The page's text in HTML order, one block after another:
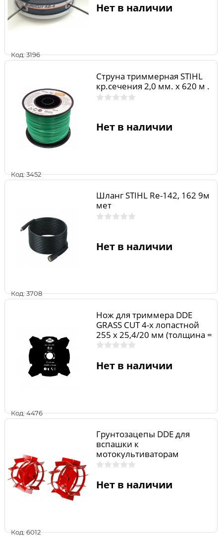
Код: 3196
Нет в наличии
Код: 3452
Струна триммерная STIHL
кр.сечения 2,0 мм. х 620 м .
Нет в наличии
Код: 3708
Шланг STIHL Rе-142, 162 9м
мет
Нет в наличии
Код: 4476
Нож для триммера DDE
GRASS CUT 4-х лопастной
255 х 25,4/20 мм (толщина =
1,6 мм)
Нет в наличии
Код: 6012
Грунтозацепы DDE для
вспашки к
мотокультиваторам
Тролль/Хоббит
Нет в наличии